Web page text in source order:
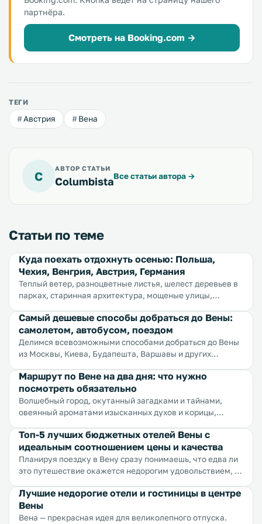
партнёра.
Смотреть на Booking.com →
ТЕГИ
Австрия Вена
C
АВТОР СТАТЬИ
ColumbistaВсе статьи автора →
Статьи по теме
Куда поехать отдохнуть осенью: Польша,
Чехия, Венгрия, Австрия, Германия
Теплый ветер, разноцветные листья, шелест деревьев в
парках, старинная архитектура, мощеные улицы,
выпечка, запах глинтвейна и горячего шоколада —
отпуск однозначно надо брать осенью и проводить его в
Европе.
Самый дешевые способы добраться до Вены:
самолетом, автобусом, поездом
Делимся всевозможными способами добраться до Вены
из Москвы, Киева, Будапешта, Варшавы и других
Маршрут по Вене на два дня: что нужно
посмотреть обязательно
Волшебный город, окутанный загадками и тайнами,
овеянный ароматами изысканных духов и корицы,
и стуками каблуков по мостовым — Вена. Мы расписали
для вас маршрут по самым значимым и интересным
местам Вены, чтобы вы могли составить наиболее
полное впечатление о городе и прочувствовать
Топ-5 лучших бюджетных отелей Вены с
идеальным соотношением цены и качества
Планируя поездку в Вену сразу понимаешь, что едва ли
это путешествие окажется недорогим удовольствием, и
найти дешевый, но при этом очень комфортный отель в
лучшем городе мира. Мы уже нашли для вас пять лучших
недорогих гостиниц Вены, вам остается только выбрать.
Лучшие недорогие отели и гостиницы в центре
Вены
Вена — прекрасная идея для великолепного отпуска.